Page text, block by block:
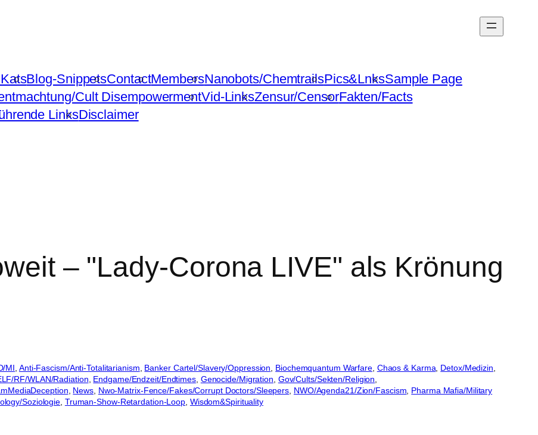
Blog-SnippetsContactMembersNanobots/ChemtrailsPics&LnksSample Page
Cult DisempowermentVid-LinksZensur/CensorFakten/Facts
LinksDisclaimer
– "Lady-Corona LIVE" als Krönung
MI, Anti-Fascism/Anti-Totalitarianism, Banker Cartel/Slavery/Oppression, Biochemquantum Warfare, Chaos & Karma, Detox/Medizin
RF/WLAN/Radiation, Endgame/Endzeit/Endtimes, Genocide/Migration, Gov/Cults/Sekten/Religion
, News, Nwo-Matrix-Fence/Fakes/Corrupt Doctors/Sleepers, NWO/Agenda21/Zion/Fascism, Pharma Mafia/Military
Soziologie, Truman-Show-Retardation-Loop, Wisdom&Spirituality